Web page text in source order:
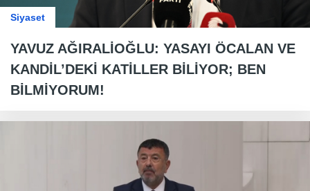
Siyaset
YAVUZ AĞIRALİOĞLU: YASAYI ÖCALAN VE
KANDİL’DEKİ KATİLLER BİLİYOR; BEN
BİLMİYORUM!